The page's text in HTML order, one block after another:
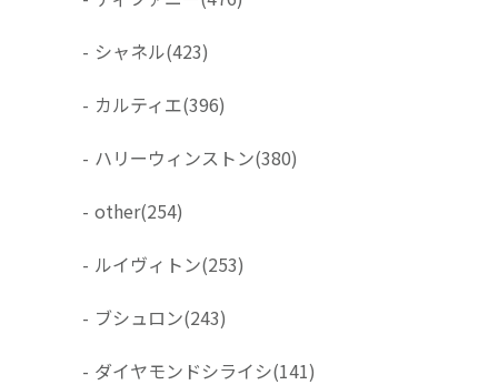
- シャネル(423)
- カルティエ(396)
- ハリーウィンストン(380)
- other(254)
- ルイヴィトン(253)
- ブシュロン(243)
- ダイヤモンドシライシ(141)